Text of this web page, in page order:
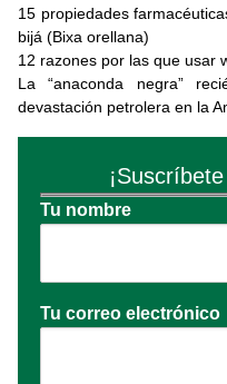
15 propiedades
bijá (Bixa orellana)
12 razones por las que usar
La “anaconda negra”
devastación petrolera en la
Tu nombre
Tu correo electrónico